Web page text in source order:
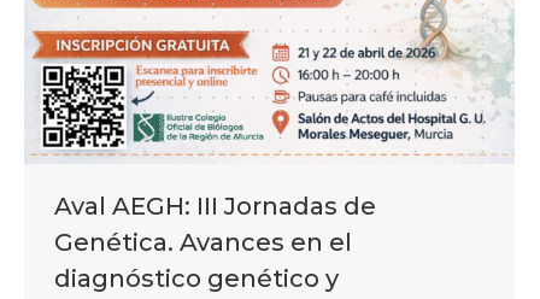
Aval AEGH: III Jornadas de
Genética. Avances en el
diagnóstico genético y